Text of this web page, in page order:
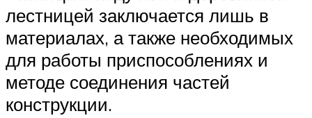
лестницей заключается лишь в
материалах, а также необходимых
для работы приспособлениях и
методе соединения частей
конструкции.